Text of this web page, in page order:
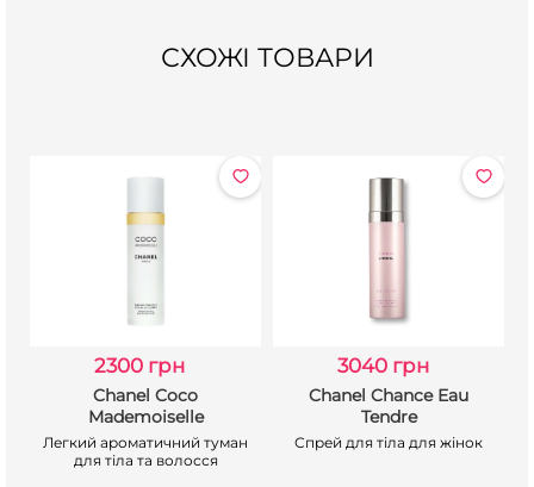
СХОЖІ ТОВАРИ
2300 грн
Chanel Coco
Mademoiselle
Легкий ароматичний туман
для тіла та волосся
3040 грн
Chanel Chance Eau
Tendre
Спрей для тіла для жінок